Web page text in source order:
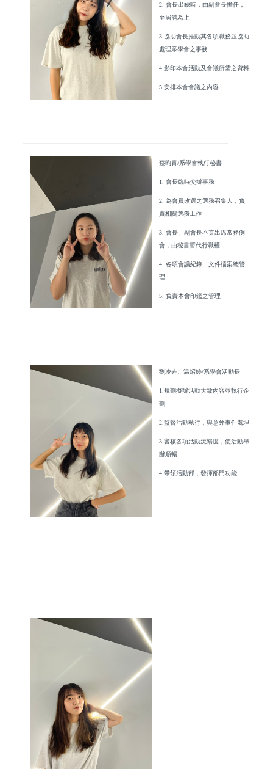
2. 會長出缺時，由副會長擔任，
至屆滿為止
3.協助會長推動其各項職務並協助
處理系學會之事務
4.影印本會活動及會議所需之資料
5.安排本會會議之內容
蔡昀青/系學會執行秘書
1. 會長臨時交辦事務
2. 為會員改選之選務召集人，負
責相關選務工作
3. 會長、副會長不克出席常務例
會，由秘書暫代行職權
4. 各項會議紀錄、文件檔案總管
理
5. 負責本會印鑑之管理
劉凌卉、温炤婷/系學會活動長
1.規劃擬辦活動大致內容並執行企
劃
2.監督活動執行，與意外事件處理
3.審核各項活動流暢度，使活動舉
辦順暢
4.帶領活動部，發揮部門功能